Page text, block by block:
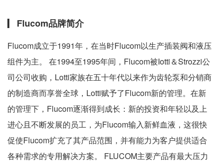
Flucom品牌简介
Flucom成立于1991年，在当时Flucom以生产插装阀和液压
组件为主。 在1994至1995年间，Flucom被Iotti＆Strozzi公
司公司收购，Lotti家族在五十年代以来作为齿轮泵和分销商
的制造商而享誉全球，Lotti赋予了Flucom新的管理。在新
的管理下，Flucom逐渐得到成长：新的投资和年轻以及上
进心且不断发展的员工，为Flucom输入新鲜血液，这很快
促使Flucom扩充了其产品范围，并有能力为客户提供适合
各种需求的专用解决方案。 FLUCOM主要产品有最大压力